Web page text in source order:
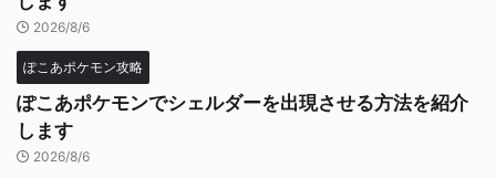
2026/8/6
ぽこあポケモン攻略
ぽこあポケモンでシェルダーを出現させる方法を紹介
します
2026/8/6